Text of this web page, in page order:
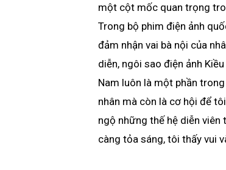
một cột mốc quan trọng
Trong bộ phim điện ảnh
đảm nhận vai bà nội của
diễn, ngôi sao điện ảnh
Nam luôn là một phần
nhân mà còn là cơ hội để
ngộ những thế hệ diễn viên
càng tỏa sáng, tôi thấy vui